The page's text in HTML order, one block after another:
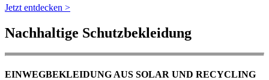
Jetzt entdecken >
Nachhaltige Schutzbekleidung
EINWEGBEKLEIDUNG AUS SOLAR UND RECYCLING